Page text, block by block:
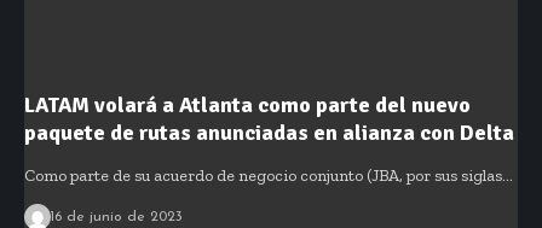
LATAM volará a Atlanta como parte del nuevo
paquete de rutas anunciadas en alianza con Delta
Como parte de su acuerdo de negocio conjunto (JBA, por sus siglas…
16 de junio de 2023